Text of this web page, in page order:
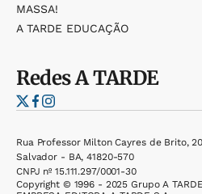
MASSA!
A TARDE EDUCAÇÃO
RedesA TARDE
Rua Professor Milton Cayres de Brito,
Salvador - BA, 41820-570
CNPJ nº 15.111.297/0001-30
Copyright © 1996 - 2025 Grupo A